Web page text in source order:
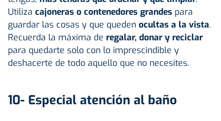
Utiliza cajoneras o contenedores grandes para
guardar las cosas y que queden ocultas a la vista.
Recuerda la máxima de regalar, donar y reciclar
para quedarte solo con lo imprescindible y
deshacerte de todo aquello que no necesites.
10- Especial atención al baño